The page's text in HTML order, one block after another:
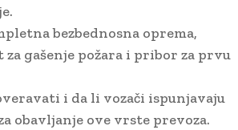
bezbednosna oprema,
gašenje požara i pribor za prvu
i da li vozači ispunjavaju
obavljanje ove vrste prevoza.